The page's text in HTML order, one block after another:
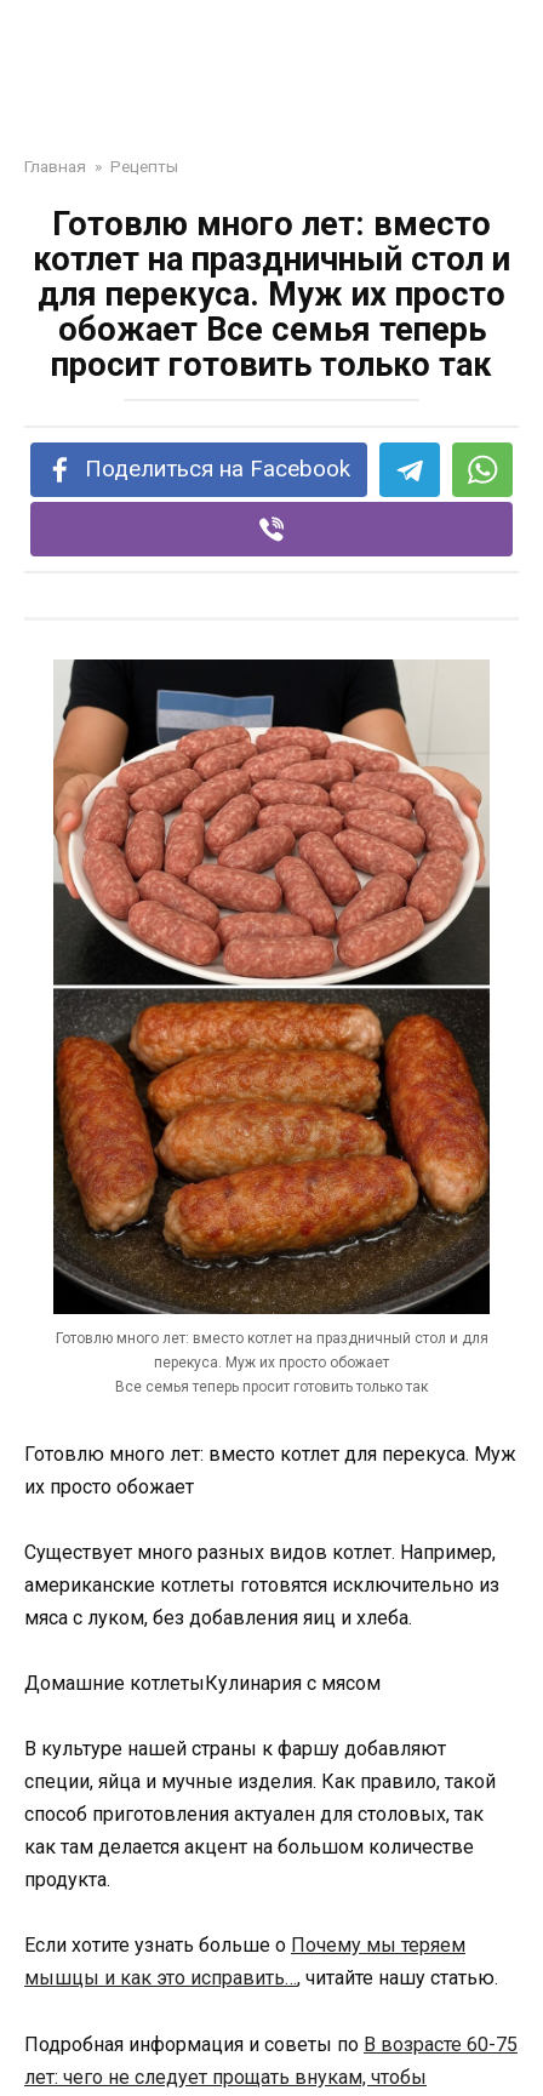
Главная » Рецепты
Готовлю много лет: вместо
котлет на праздничный стол и
для перекуса. Муж их просто
обожает Все семья теперь
просит готовить только так
Поделиться на Facebook
Готовлю много лет: вместо котлет на праздничный стол и для
перекуса. Муж их просто обожает
Все семья теперь просит готовить только так
Готовлю много лет: вместо котлет для перекуса. Муж
их просто обожает
Существует много разных видов котлет. Например,
американские котлеты готовятся исключительно из
мяса с луком, без добавления яиц и хлеба.
Домашние котлетыКулинария с мясом
В культуре нашей страны к фаршу добавляют
специи, яйца и мучные изделия. Как правило, такой
способ приготовления актуален для столовых, так
как там делается акцент на большом количестве
продукта.
Если хотите узнать больше о Почему мы теряем
мышцы и как это исправить…, читайте нашу статью.
Подробная информация и советы по В возрасте 60-75
лет: чего не следует прощать внукам, чтобы